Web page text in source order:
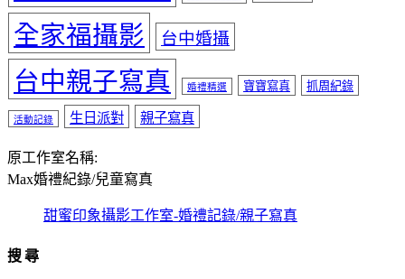
全家福攝影 台中婚攝
台中親子寫真 婚禮精選 寶寶寫真 抓周紀錄
活動記錄 生日派對 親子寫真
原工作室名稱:
Max婚禮紀錄/兒童寫真
甜蜜印象攝影工作室-婚禮記錄/親子寫真
搜尋